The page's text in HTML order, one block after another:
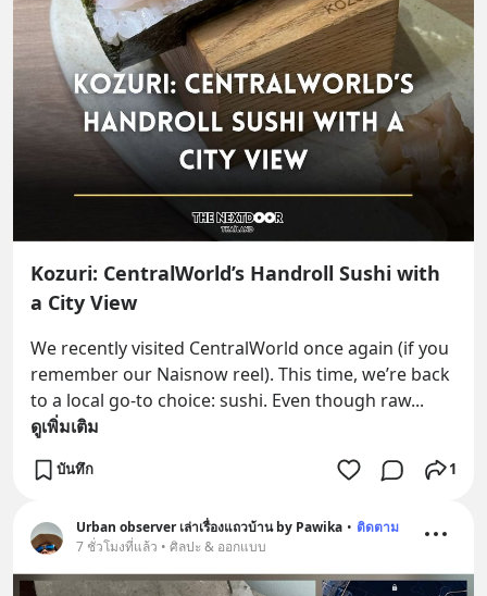
Kozuri: CentralWorld’s Handroll Sushi with
a City View
We recently visited CentralWorld once again (if you
remember our Naisnow reel). This time, we’re back
to a local go-to choice: sushi. Even though raw...
ดูเพิ่มเติม
บันทึก 1
Urban observer เล่าเรื่องแถวบ้าน by Pawika • ติดตาม
7 ชั่วโมงที่แล้ว • ศิลปะ & ออกแบบ